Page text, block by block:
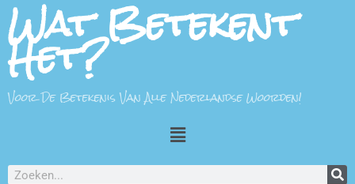
Wat Betekent
Het?
Voor De Betekenis Van Alle Nederlandse Woorden!